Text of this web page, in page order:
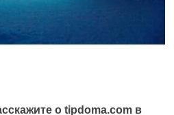
о tipdoma.com в